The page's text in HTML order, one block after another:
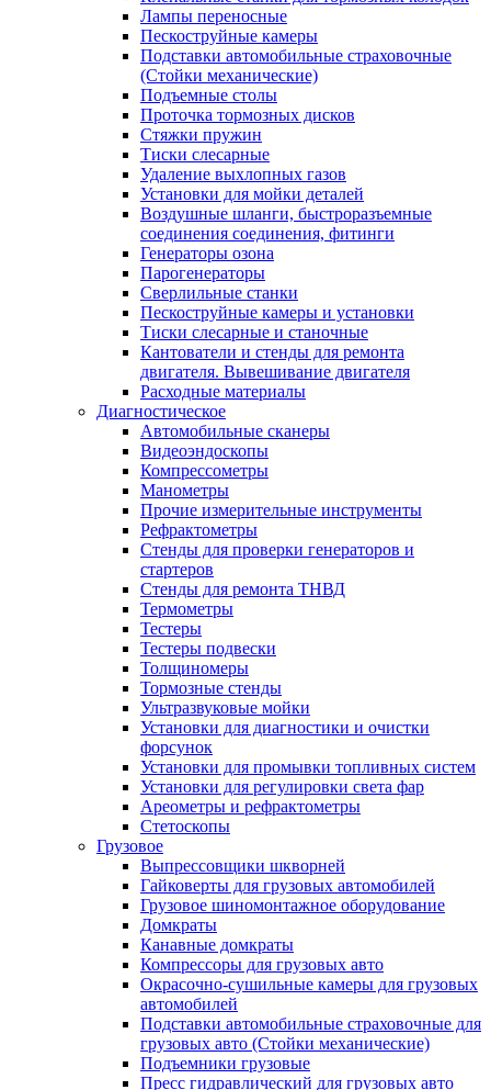
Лампы переносные
Пескоструйные камеры
Подставки автомобильные страховочные
(Стойки механические)
Подъемные столы
Проточка тормозных дисков
Стяжки пружин
Тиски слесарные
Удаление выхлопных газов
Установки для мойки деталей
Воздушные шланги, быстроразъемные
соединения соединения, фитинги
Генераторы озона
Парогенераторы
Сверлильные станки
Пескоструйные камеры и установки
Тиски слесарные и станочные
Кантователи и стенды для ремонта
двигателя. Вывешивание двигателя
Расходные материалы
Диагностическое
Автомобильные сканеры
Видеоэндоскопы
Компрессометры
Манометры
Прочие измерительные инструменты
Рефрактометры
Стенды для проверки генераторов и
стартеров
Стенды для ремонта ТНВД
Термометры
Тестеры
Тестеры подвески
Толщиномеры
Тормозные стенды
Ультразвуковые мойки
Установки для диагностики и очистки
форсунок
Установки для промывки топливных систем
Установки для регулировки света фар
Ареометры и рефрактометры
Стетоскопы
Грузовое
Выпрессовщики шкворней
Гайковерты для грузовых автомобилей
Грузовое шиномонтажное оборудование
Домкраты
Канавные домкраты
Компрессоры для грузовых авто
Окрасочно-сушильные камеры для грузовых
автомобилей
Подставки автомобильные страховочные для
грузовых авто (Стойки механические)
Подъемники грузовые
Пресс гидравлический для грузовых авто